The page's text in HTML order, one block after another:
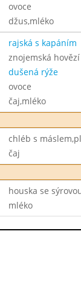
ovoce
džus,mléko
rajská s kapáním
znojemská
dušená rýže
ovoce
čaj,mléko
chléb s
čaj
houska se
mléko